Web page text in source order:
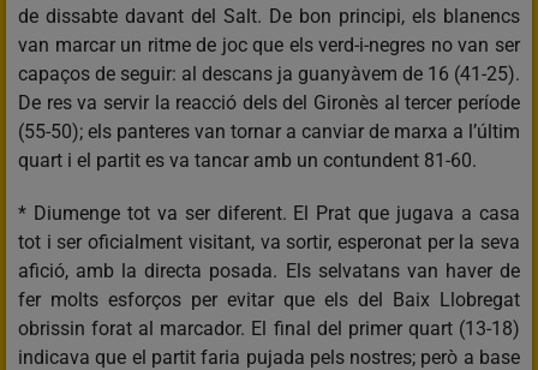
de dissabte davant del Salt. De bon principi, els blanencs
van marcar un ritme de joc que els verd-i-negres no van ser
capaços de seguir: al descans ja guanyàvem de 16 (41-25).
De res va servir la reacció dels del Gironès al tercer període
(55-50); els panteres van tornar a canviar de marxa a l’últim
quart i el partit es va tancar amb un contundent 81-60.
* Diumenge tot va ser diferent. El Prat que jugava a casa
tot i ser oficialment visitant, va sortir, esperonat per la seva
afició, amb la directa posada. Els selvatans van haver de
fer molts esforços per evitar que els del Baix Llobregat
obrissin forat al marcador. El final del primer quart (13-18)
indicava que el partit faria pujada pels nostres; però a base